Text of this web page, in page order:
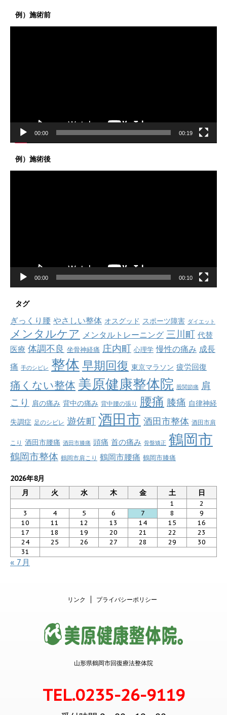
例）施術前
00:00 00:19
例）施術後
00:00 00:10
タグ
ぎっくり腰 やさしい整体 オスグッド スポーツ障害 ダイエット
メンタルケア メンタルトレーニング 三川町 代替
医療 体調不良 坐骨神経痛 庄内町 心理学 慢性の痛み 成長
痛 手のシビレ 整体 早期回復 東京マラソン 疲労回復
痛くない整体 美原健康整体院 股関節痛 肩
こり 肩の痛み 背中の痛み 背中腰の張り 腰痛 膝痛 自律神経
失調症 足のシビレ 遊佐町 酒田市 酒田市整体 酒田市肩
こり 酒田市腰痛 酒田市膝痛 頭痛 首の痛み 骨盤矯正 鶴岡市
鶴岡市整体 鶴岡市肩こり 鶴岡市腰痛 鶴岡市膝痛
2026年8月
月
火 水 木 金 土 日
1
2
3
4 5 6 7 8
9
10
11 12 13 14 15
16
17
18 19 20 21 22
23
24
25 26 27 28 29
30
31
« 7月
リンク プライバシーポリシー
山形県鶴岡市回復療法整体院
TEL.0235-26-9119